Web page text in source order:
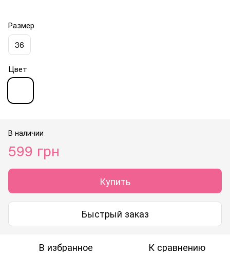
Размер
36
Цвет
В наличии
599 грн
Купить
Быстрый заказ
В избранное К сравнению